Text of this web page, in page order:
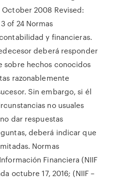
2008 Revised:
of 24 Normas
y financieras.
deberá responder
sobre hechos conocidos
razonablemente
Sin embargo, si él
no usuales
dar respuestas
deberá indicar que
Normas
Financiera (NIIF
octubre 17, 2016; (NIIF –